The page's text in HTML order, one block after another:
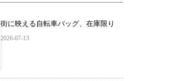
街に映える自転車バッグ、在庫限り
2026-07-13